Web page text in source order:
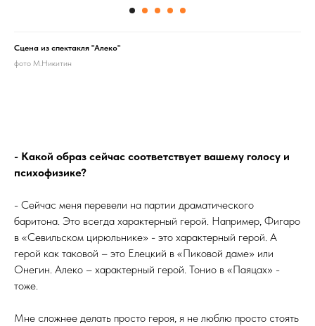
Сцена из спектакля "Алеко"
фото М.Никитин
- Какой образ сейчас соответствует вашему голосу и
психофизике?
- Сейчас меня перевели на партии драматического
баритона. Это всегда характерный герой. Например, Фигаро
в «Севильском цирюльнике» - это характерный герой. А
герой как таковой – это Елецкий в «Пиковой даме» или
Онегин. Алеко – характерный герой. Тонио в «Паяцах» -
тоже.
Мне сложнее делать просто героя, я не люблю просто стоять